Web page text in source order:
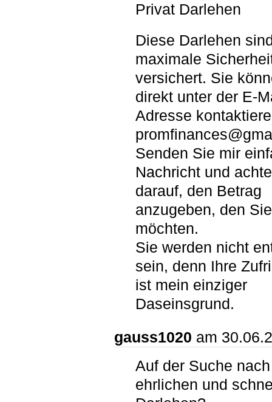
Privat Darlehen
Diese Darlehen
maximale
versichert. Sie
direkt unter der E-
Adresse
Senden Sie mir
Nachricht und
darauf, den Betrag
anzugeben, den
möchten.
Sie werden nicht
sein, denn Ihre
ist mein einziger
Daseinsgrund.
gauss1020 am
Auf der Suche
ehrlichen und